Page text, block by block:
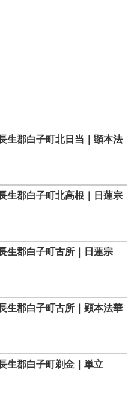
生郡白子町北日当｜顕本法
生郡白子町北高根｜日蓮宗
生郡白子町古所｜日蓮宗
生郡白子町古所｜顕本法華
生郡白子町剃金｜単立